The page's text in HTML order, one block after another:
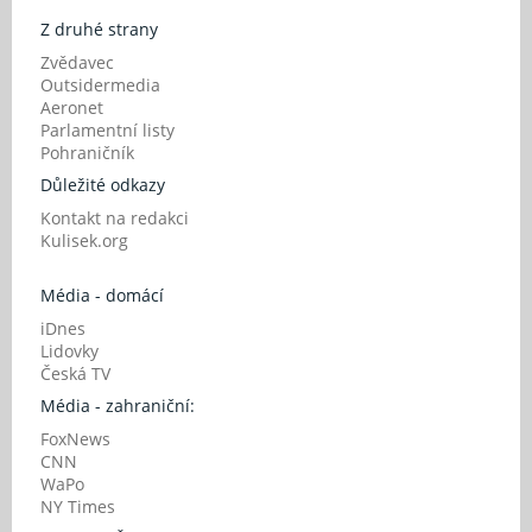
Z druhé strany
Zvědavec
Outsidermedia
Aeronet
Parlamentní listy
Pohraničník
Důležité odkazy
Kontakt na redakci
Kulisek.org
Média - domácí
iDnes
Lidovky
Česká TV
Média - zahraniční:
FoxNews
CNN
WaPo
NY Times